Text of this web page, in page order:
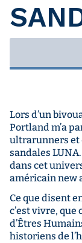
Lors d’un
Portland m’a
ultrarunners et
sandales
dans cet
américain new
Ce que disent
c’est vivre, que
d’Êtres
historiens de